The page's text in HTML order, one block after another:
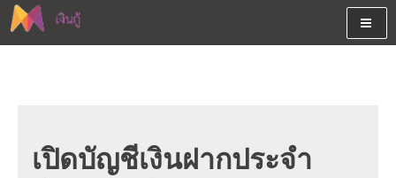
Skip
to
เงินสด และมีรีไฟแนนซ์ด้วย
เปิดบัญชีเงินฝากประจำ